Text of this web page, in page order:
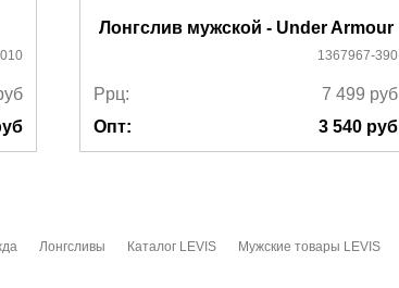
Лонгслив мужской - Under Armour
1367967-390
Ррц: 7 499 руб
Опт:
3 540 руб
Лонгсливы Каталог LEVIS Мужские товары LEVIS